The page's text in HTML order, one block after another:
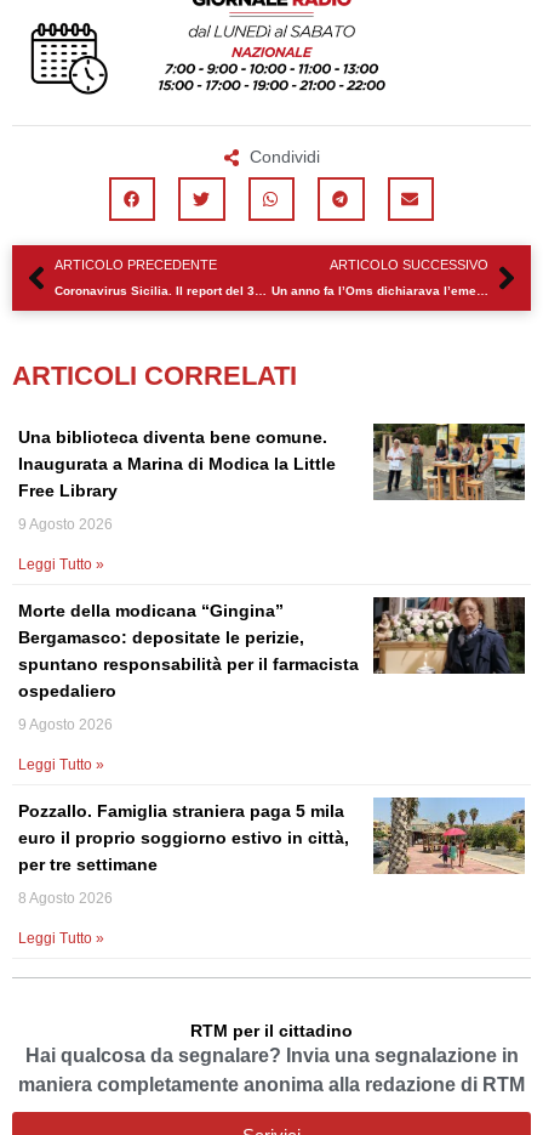
Condividi
Precedente
ARTICOLO PRECEDENTE ARTICOLO SUCCESSIVO
ARTICOLI CORRELATI
Una biblioteca diventa bene comune.
Inaugurata a Marina di Modica la Little
Free Library
9 Agosto 2026
Leggi Tutto »
Morte della modicana “Gingina”
Bergamasco: depositate le perizie,
spuntano responsabilità per il farmacista
ospedaliero
9 Agosto 2026
Leggi Tutto »
Pozzallo. Famiglia straniera paga 5 mila
euro il proprio soggiorno estivo in città,
per tre settimane
8 Agosto 2026
Leggi Tutto »
RTM per il cittadino
Hai qualcosa da segnalare? Invia una segnalazione in
maniera completamente anonima alla redazione di RTM